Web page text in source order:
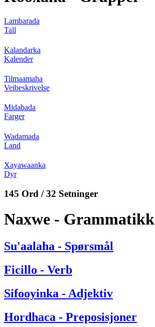
Lambarada
Tall
Kalandarka
Kalender
Tilmaamaha
Veibeskrivelse
Midabada
Farger
Wadamada
Land
Xayawaanka
Dyr
145 Ord / 32 Setninger
Naxwe - Grammatikk
Su'aalaha - Spørsmål
Ficillo - Verb
Sifooyinka - Adjektiv
Hordhaca - Preposisjoner